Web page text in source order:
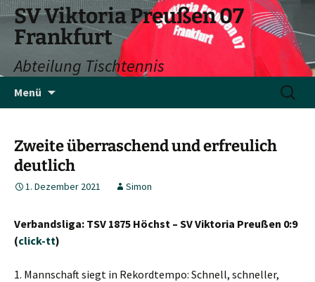
SV Viktoria Preußen 07
Frankfurt
Abteilung Tischtennis
Menü
Suchen
nach:
Zweite überraschend und erfreulich
deutlich
1. Dezember 2021 Simon
Verbandsliga: TSV 1875 Höchst – SV Viktoria Preußen 0:9
(click-tt)
1. Mannschaft siegt in Rekordtempo: Schnell, schneller,